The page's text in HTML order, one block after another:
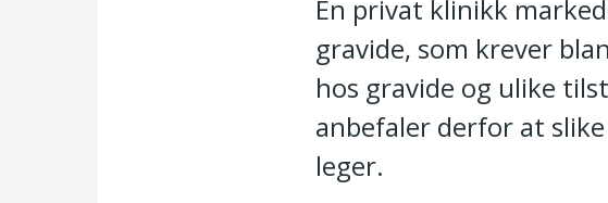
En privat klinikk
gravide, som krever
hos gravide og ulike
anbefaler derfor at
leger.